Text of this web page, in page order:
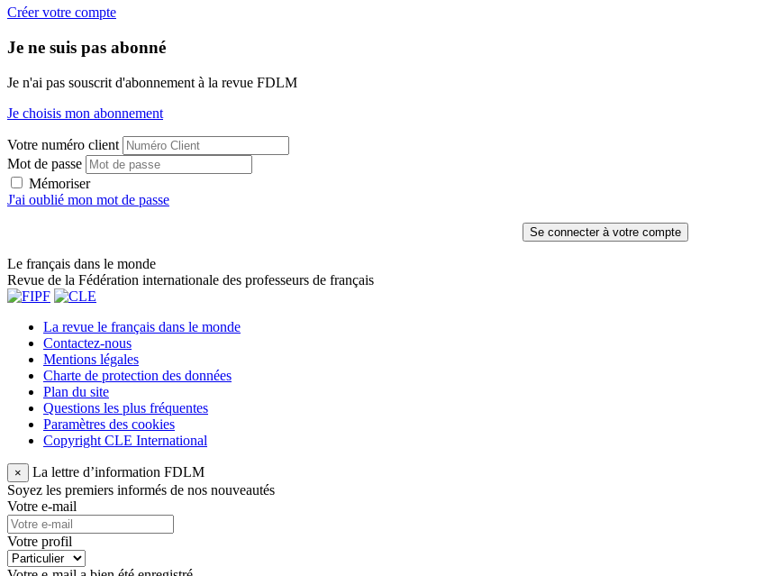
Créer votre compte
Je ne suis pas abonné
Je n'ai pas souscrit d'abonnement à la revue FDLM
Je choisis mon abonnement
Votre numéro client
Mot de passe
Mémoriser
J'ai oublié mon mot de passe
Le français dans le monde
Revue de la Fédération internationale des professeurs de français
La revue le français dans le monde
Contactez-nous
Mentions légales
Charte de protection des données
Plan du site
Questions les plus fréquentes
Paramètres des cookies
Copyright CLE International
×
La lettre d’information FDLM
Soyez les premiers informés de nos nouveautés
Votre e-mail
Votre profil